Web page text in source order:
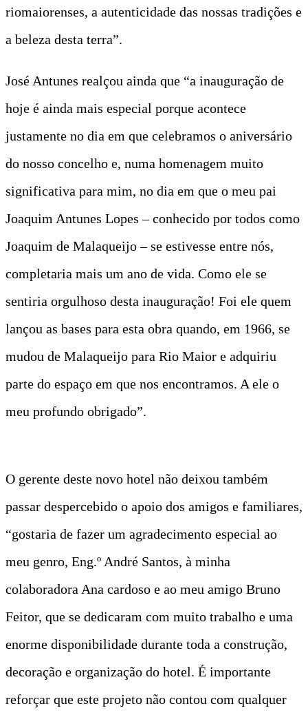
riomaiorenses, a autenticidade das nossas tradições e
a beleza desta terra”.
José Antunes realçou ainda que “a inauguração de
hoje é ainda mais especial porque acontece
justamente no dia em que celebramos o aniversário
do nosso concelho e, numa homenagem muito
significativa para mim, no dia em que o meu pai
Joaquim Antunes Lopes – conhecido por todos como
Joaquim de Malaqueijo – se estivesse entre nós,
completaria mais um ano de vida. Como ele se
sentiria orgulhoso desta inauguração! Foi ele quem
lançou as bases para esta obra quando, em 1966, se
mudou de Malaqueijo para Rio Maior e adquiriu
parte do espaço em que nos encontramos. A ele o
meu profundo obrigado”.
O gerente deste novo hotel não deixou também
passar despercebido o apoio dos amigos e familiares,
“gostaria de fazer um agradecimento especial ao
meu genro, Eng.º André Santos, à minha
colaboradora Ana cardoso e ao meu amigo Bruno
Feitor, que se dedicaram com muito trabalho e uma
enorme disponibilidade durante toda a construção,
decoração e organização do hotel. É importante
reforçar que este projeto não contou com qualquer